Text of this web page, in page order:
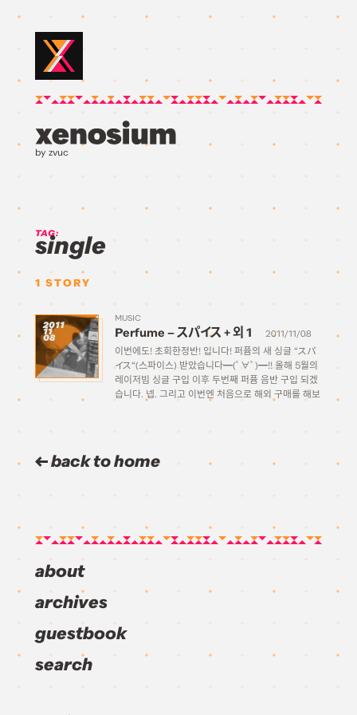
by zvuc
TAG:
single
1 STORY
2011
11
08
MUSIC
Perfume – スパイス + 외 1
2011/11/08
이번에도! 초회한정반! 입니다! 퍼퓸의 새 싱글 “スパ
イス“(스파이스) 받았습니다━(ﾟ∀ﾟ)━!! 올해 5월의
레이저빔 싱글 구입 이후 두번째 퍼퓸 음반 구입 되겠
습니다. 넵. 그리고 이번엔 처음으로 해외 구매를 해보
back to home
about
archives
guestbook
search